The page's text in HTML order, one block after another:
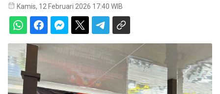
Kamis, 12 Februari 2026 17:40 WIB